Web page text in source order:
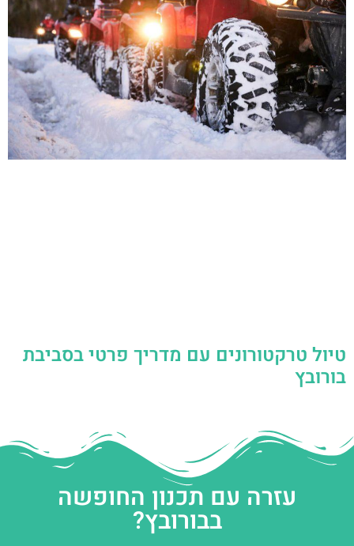
טיול טרקטורונים עם מדריך פרטי בסביבת
בורובץ
עזרה עם תכנון החופשה
בבורובץ?